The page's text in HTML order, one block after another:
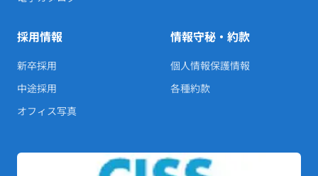
採用情報
新卒採用
中途採用
オフィス写真
情報守秘・約款
個人情報保護情報
各種約款